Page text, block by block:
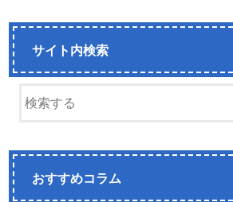
サイト内検索
おすすめコラム